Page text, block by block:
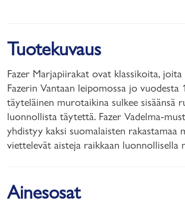
Tuotekuvaus
Fazer Marjapiirakat ovat klassikoita,
Fazerin Vantaan leipomossa jo vuodesta
täyteläinen murotaikina sulkee sisäänsä
luonnollista täytettä. Fazer Vadelma-
yhdistyy kaksi suomalaisten rakastamaa
viettelevät aisteja raikkaan luonnollisella
Ainesosat